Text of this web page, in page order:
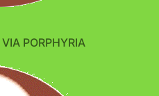
PORPHYRIA